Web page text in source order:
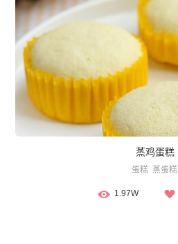
蒸鸡蛋糕
蛋糕 蒸蛋糕
1.97W